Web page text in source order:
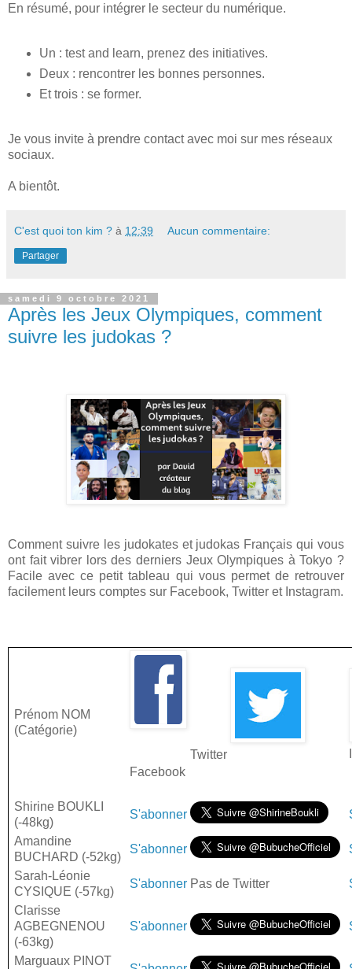
En résumé, pour intégrer le secteur du numérique.
Un : test and learn, prenez des initiatives.
Deux : rencontrer les bonnes personnes.
Et trois : se former.
Je vous invite à prendre contact avec moi sur mes réseaux
sociaux.
A bientôt.
C'est quoi ton kim ? à 12:39 Aucun commentaire:
Partager
samedi 9 octobre 2021
Après les Jeux Olympiques, comment
suivre les judokas ?
Comment suivre les judokates et judokas Français qui vous
ont fait vibrer lors des derniers Jeux Olympiques à Tokyo ?
Facile avec ce petit tableau qui vous permet de retrouver
facilement leurs comptes sur Facebook, Twitter et Instagram.
Prénom NOM
(Catégorie)
Facebook
Twitter
Shirine BOUKLI
(-48kg)
S'abonner
Amandine
BUCHARD (-52kg)
S'abonner
Sarah-Léonie
CYSIQUE (-57kg)
S'abonner Pas de Twitter
Clarisse
AGBEGNENOU
(-63kg)
S'abonner
Marguaux PINOT